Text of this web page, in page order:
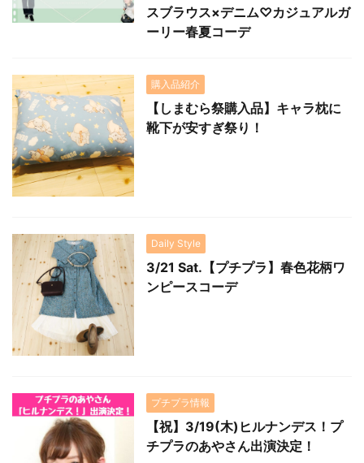
スブラウス×デニム♡カジュアルガ
ーリー春夏コーデ
購入品紹介
【しまむら祭購入品】キャラ枕に
靴下が安すぎ祭り！
Daily Style
3/21 Sat.【プチプラ】春色花柄ワ
ンピースコーデ
プチプラ情報
【祝】3/19(木)ヒルナンデス！プ
チプラのあやさん出演決定！